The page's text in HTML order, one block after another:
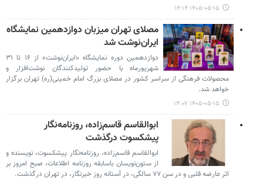
۱۴۰۵-۰۵-۱۵ ۱۴:۱۴
مصلای تهران میزبان دوازدهمین نمایشگاه
ایران‌نوشت شد
دوازدهمین دوره نمایشگاه «ایران‌نوشت» از ۱۶ تا ۳۱
شهریورماه با حضور تولیدکنندگان نوشت‌افزار و
محصولات فرهنگی از سراسر کشور در مصلای بزرگ امام خمینی(ره) تهران برگزار
خواهد شد.
۱۴۰۵-۰۵-۱۵ ۱۴:۰۷
ابوالقاسم قاسم‌زاده، روزنامه‌نگار
پیشکسوت درگذشت
ابوالقاسم قاسم‌زاده، روزنامه‌نگار پیشکسوت، نویسنده و
از ستون‌نویسان باسابقه روزنامه اطلاعات، صبح امروز بر
اثر عارضه قلبی و در سن ۷۷ سالگی، در آستانه روز خبرنگار، در تهران درگذشت.